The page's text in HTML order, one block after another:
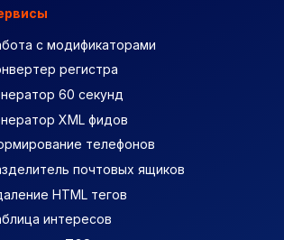
с модификаторами
регистра
60 секунд
XML фидов
телефонов
почтовых ящиков
HTML тегов
интересов